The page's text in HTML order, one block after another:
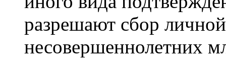
разрешают сбор
несовершеннолетних